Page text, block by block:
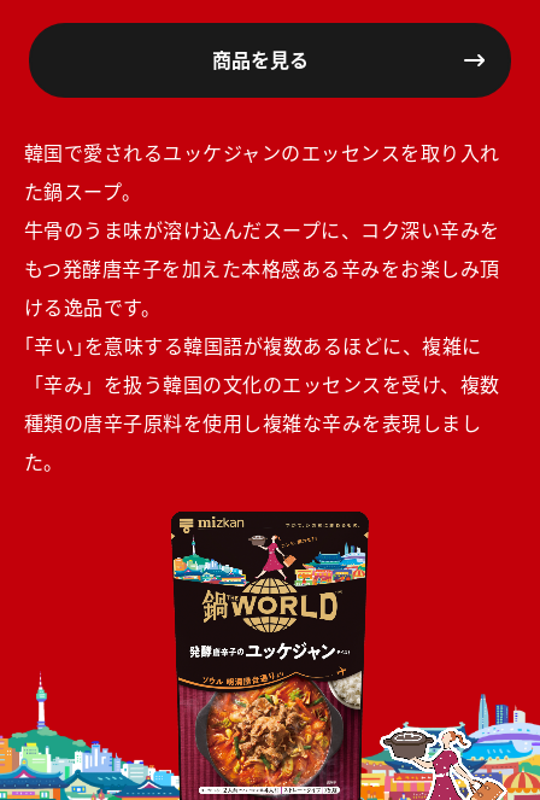
商品を見る
韓国で愛されるユッケジャンのエッセンスを取り入れ
た鍋スープ。
牛骨のうま味が溶け込んだスープに、コク深い辛みを
もつ発酵唐辛子を加えた本格感ある辛みをお楽しみ頂
ける逸品です。
｢辛い｣を意味する韓国語が複数あるほどに、複雑に
「辛み」を扱う韓国の文化のエッセンスを受け、複数
種類の唐辛子原料を使用し複雑な辛みを表現しまし
た。